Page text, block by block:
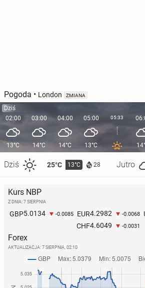
Pogoda • London ZMIANA
Dziś
02:00
13°C
Dziś 25°C 13°C 28 Jutro
03:00
14°C
04:00
14°C
05:00
13°C
05:33
Kurs NBP
Z DNIA: 7 SIERPNIA
GBP5.0134 -0.0085 EUR4.2982 -0.0068
CHF4.6049 -0.0031
Forex
AKTUALIZACJA: 7 SIERPNIA, 02:10